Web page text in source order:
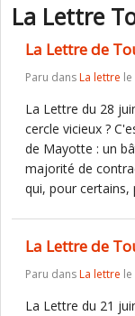
La Lettre
La Lettre de
Paru dansLa lettre
La Lettre du 28
cercle vicieux ?
de Mayotte : un
majorité de
qui, pour
La Lettre de
Paru dansLa lettre
La Lettre du 21